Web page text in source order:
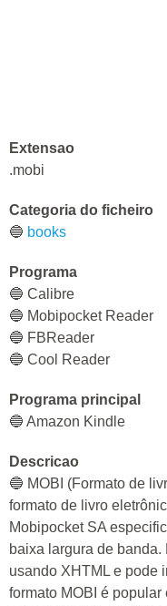
Extensao
.mobi
Categoria do ficheiro
🔵 books
Programa
🔵 Calibre
🔵 Mobipocket Reader
🔵 FBReader
🔵 Cool Reader
Programa principal
🔵 Amazon Kindle
Descricao
🔵 MOBI (Formato de
formato de livro
Mobipocket SA
baixa largura de
usando XHTML e pode
formato MOBI é